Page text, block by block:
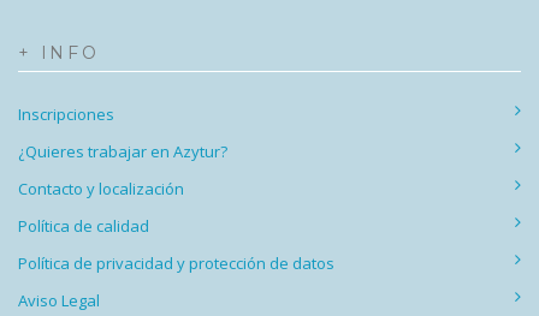
+ INFO
Inscripciones
¿Quieres trabajar en Azytur?
Contacto y localización
Política de calidad
Política de privacidad y protección de datos
Aviso Legal